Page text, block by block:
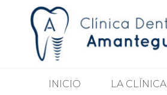
INICIO LA CLÍNICA